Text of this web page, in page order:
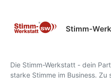
Stimm-
Die Stimm-Werkstatt - dein
starke Stimme im Business.